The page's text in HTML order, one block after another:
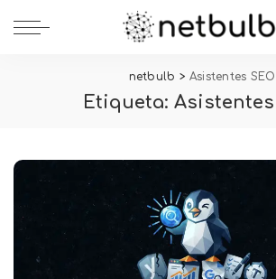
netbulb >Asistentes SEO
Etiqueta: Asistentes